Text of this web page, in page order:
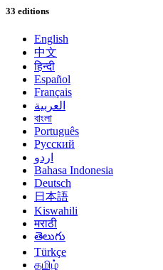
33 editions
English
中文
हिन्दी
Español
Français
العربية
বাংলা
Português
Русский
اردو
Bahasa Indonesia
Deutsch
日本語
Kiswahili
मराठी
తెలుగు
Türkçe
தமிழ்